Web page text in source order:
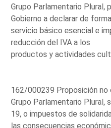
Grupo Parlamentario Plural,
Gobierno a declarar de
servicio básico esencial e
reducción del IVA a los
productos y actividades
162/000239 Proposición no
Grupo Parlamentario Plural,
19, o impuestos de
las consecuencias